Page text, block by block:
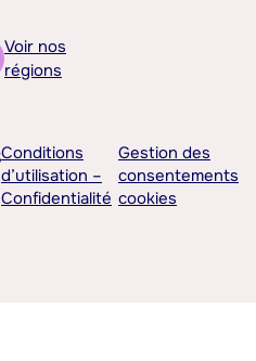
Voir nos
régions
Conditions
d’utilisation –
Confidentialité
Gestion des
consentements
cookies